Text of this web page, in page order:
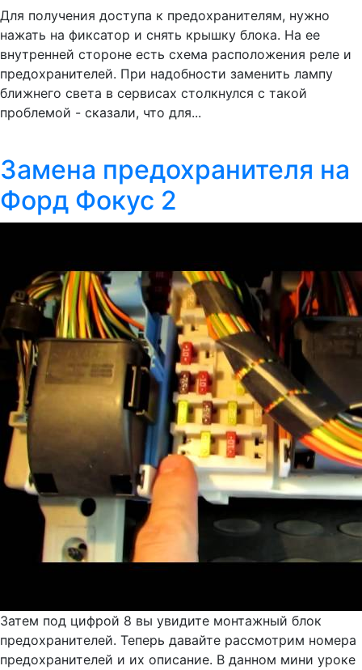
Для получения доступа к предохранителям, нужно
нажать на фиксатор и снять крышку блока. На ее
внутренней стороне есть схема расположения реле и
предохранителей. При надобности заменить лампу
ближнего света в сервисах столкнулся с такой
проблемой - сказали, что для...
Замена предохранителя на
Форд Фокус 2
Затем под цифрой 8 вы увидите монтажный блок
предохранителей. Теперь давайте рассмотрим номера
предохранителей и их описание. В данном мини уроке